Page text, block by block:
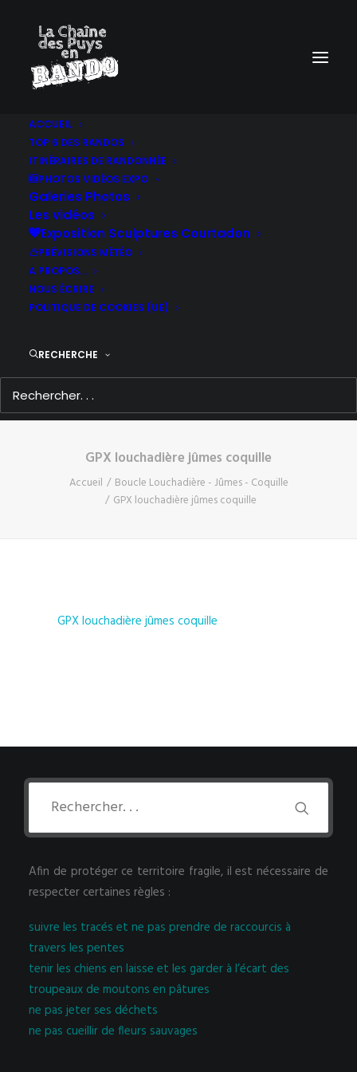
ACCUEIL
TOP 6 DES RANDOS
ITINÉRAIRES DE RANDONNÉE
PHOTOS VIDÉOS EXPO
Galeries Photos
Les vidéos
Exposition Sculptures Courtadon
PRÉVISIONS MÉTÉO
A PROPOS…
NOUS ÉCRIRE
POLITIQUE DE COOKIES (UE)
RECHERCHE
GPX louchadière jûmes coquille
Accueil
Boucle Louchadière - Jûmes - Coquille
GPX louchadière jûmes coquille
GPX louchadière jûmes coquille
Afin de protéger ce territoire fragile, il est nécessaire de
respecter certaines règles :
suivre les tracés et ne pas prendre de raccourcis à
travers les pentes
tenir les chiens en laisse et les garder à l’écart des
troupeaux de moutons en pâtures
ne pas jeter ses déchets
ne pas cueillir de fleurs sauvages